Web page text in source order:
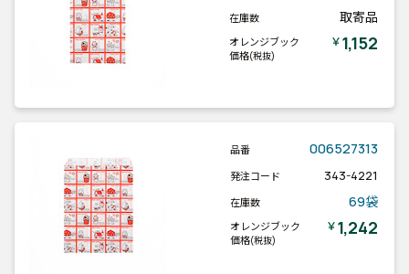
在庫数 取寄品
オレンジブック
価格(税抜)
￥1,152
品番 006527313
発注コード 343-4221
在庫数 69袋
オレンジブック
価格(税抜)
￥1,242